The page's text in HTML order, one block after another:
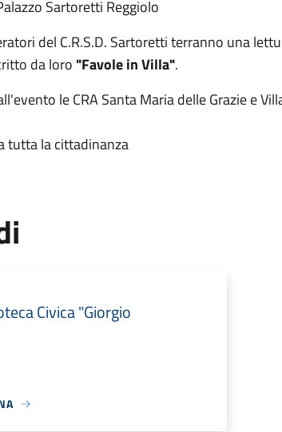
Sartoretti Reggiolo
del C.R.S.D. Sartoretti terranno una
da loro "Favole in Villa".
le CRA Santa Maria delle Grazie e
tutta la cittadinanza
Civica "Giorgio